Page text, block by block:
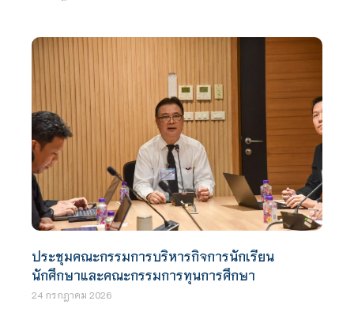
ประชุมคณะกรรมการบริหารกิจการนักเรียน
นักศึกษาและคณะกรรมการทุนการศึกษา
24 กรกฎาคม 2026